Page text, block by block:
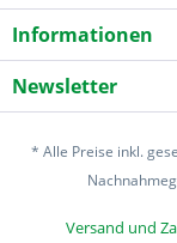
Informationen
Newsletter
* Alle Preise inkl.
Versand und